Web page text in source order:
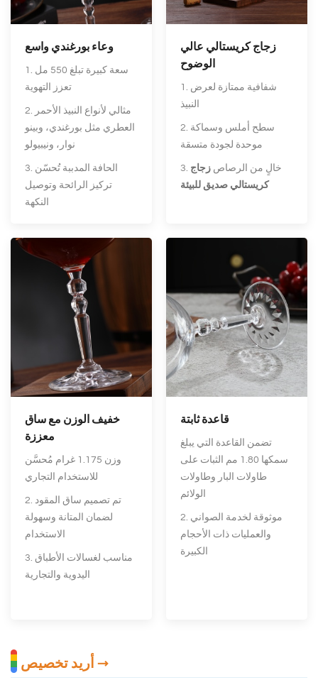
وعاء بورغندي واسع
1. سعة كبيرة تبلغ 550 مل
تعزز التهوية
2. مثالي لأنواع النبيذ الأحمر
العطري مثل بورغندي، وبينو
نوار، ونيبيولو
3. الحافة المدببة تُحسّن
تركيز الرائحة وتوصيل
النكهة
زجاج كريستالي عالي
الوضوح
1. شفافية ممتازة لعرض
النبيذ
2. سطح أملس وسماكة
موحدة لجودة متسقة
3. خالٍ من الرصاص زجاج
كريستالي صديق للبيئة
خفيف الوزن مع ساق
معززة
وزن 1.175 غرام مُحسَّن
للاستخدام التجاري
2. تم تصميم ساق المقود
لضمان المتانة وسهولة
الاستخدام
3. مناسب لغسالات الأطباق
اليدوية والتجارية
قاعدة ثابتة
تضمن القاعدة التي يبلغ
سمكها 1.80 مم الثبات على
طاولات البار وطاولات
الولائم
2. موثوقة لخدمة الصواني
والعمليات ذات الأحجام
الكبيرة
أريد تخصيص →